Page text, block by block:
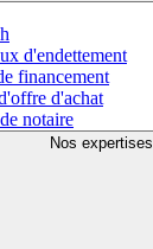
d'endettement
financement
d'achat
notaire
Nos expertises